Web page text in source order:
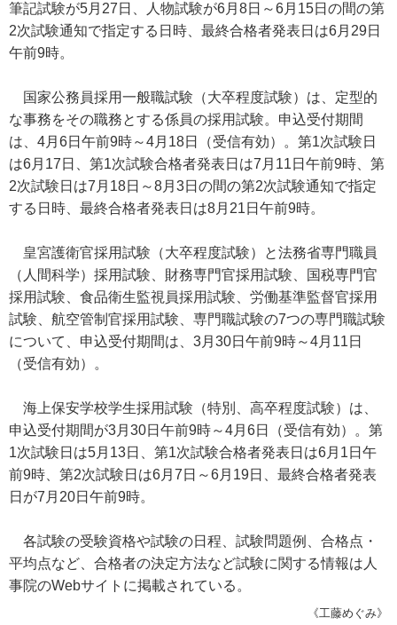
筆記試験が5月27日、人物試験が6月8日～6月15日の間の第
2次試験通知で指定する日時、最終合格者発表日は6月29日
午前9時。
国家公務員採用一般職試験（大卒程度試験）は、定型的
な事務をその職務とする係員の採用試験。申込受付期間
は、4月6日午前9時～4月18日（受信有効）。第1次試験日
は6月17日、第1次試験合格者発表日は7月11日午前9時、第
2次試験日は7月18日～8月3日の間の第2次試験通知で指定
する日時、最終合格者発表日は8月21日午前9時。
皇宮護衛官採用試験（大卒程度試験）と法務省専門職員
（人間科学）採用試験、財務専門官採用試験、国税専門官
採用試験、食品衛生監視員採用試験、労働基準監督官採用
試験、航空管制官採用試験、専門職試験の7つの専門職試験
について、申込受付期間は、3月30日午前9時～4月11日
（受信有効）。
海上保安学校学生採用試験（特別、高卒程度試験）は、
申込受付期間が3月30日午前9時～4月6日（受信有効）。第
1次試験日は5月13日、第1次試験合格者発表日は6月1日午
前9時、第2次試験日は6月7日～6月19日、最終合格者発表
日が7月20日午前9時。
各試験の受験資格や試験の日程、試験問題例、合格点・
平均点など、合格者の決定方法など試験に関する情報は人
事院のWebサイトに掲載されている。
《工藤めぐみ》